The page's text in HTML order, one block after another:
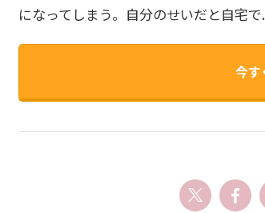
になってしまう。自分のせいだと自宅で
今す